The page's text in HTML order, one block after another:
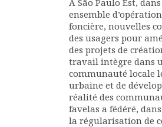
Offres d’emploi
À São Paulo Est,
ensemble
foncière, nouvelles
des usagers pour
des projets de
travail intègre dans
communauté locale
urbaine et de
réalité des
favelas a fédéré,
la régularisation de